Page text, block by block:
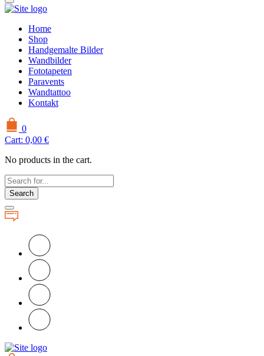
Home
Shop
Handgemalte Bilder
Wandbilder
Fototapeten
Paravents
Wandtattoo
Kontakt
0
Cart: 0,00 €
No products in the cart.
Search